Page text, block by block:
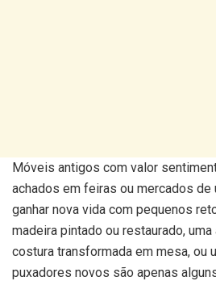
Móveis antigos com valor
achados em feiras ou mercados
ganhar nova vida com pequenos
madeira pintado ou restaurado, uma
costura transformada em mesa, ou
puxadores novos são apenas